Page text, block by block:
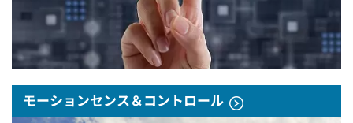
モーションセンス＆コントロール